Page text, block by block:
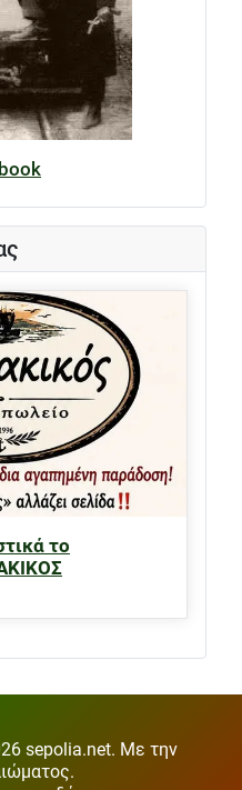
το
sepolia.net. Με την